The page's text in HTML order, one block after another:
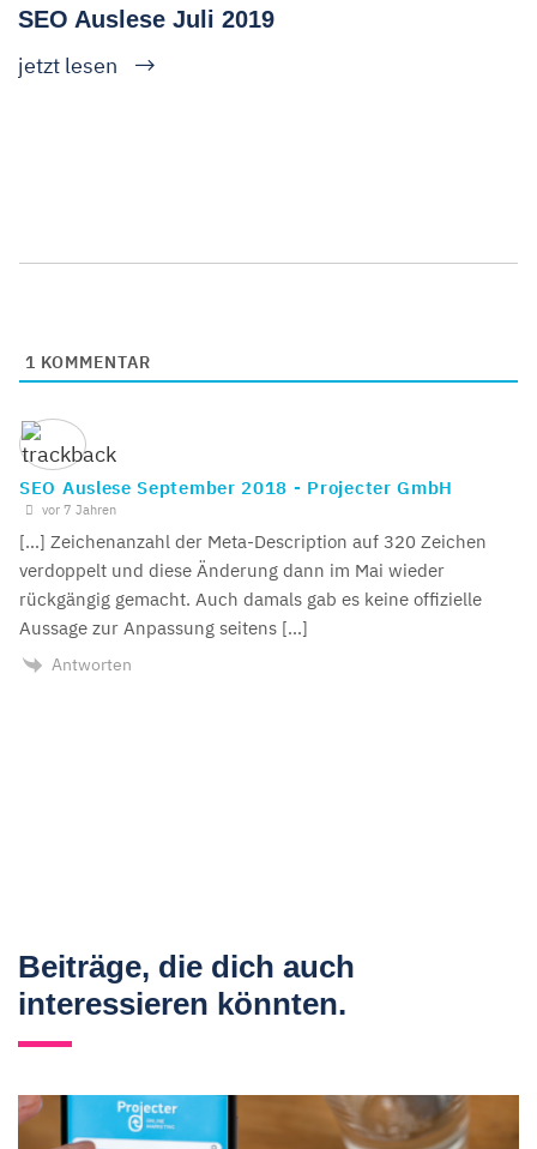
SEO Auslese Juli 2019
jetzt lesen
1 KOMMENTAR
SEO Auslese September 2018 - Projecter GmbH
vor 7 Jahren
[…] Zeichenanzahl der Meta-Description auf 320 Zeichen
verdoppelt und diese Änderung dann im Mai wieder
rückgängig gemacht. Auch damals gab es keine offizielle
Aussage zur Anpassung seitens […]
Antworten
Beiträge, die dich auch
interessieren könnten.